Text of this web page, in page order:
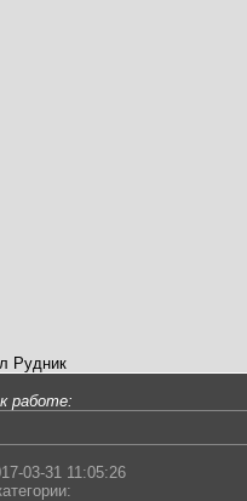
Рудник
работе:
03-31 11:05:26